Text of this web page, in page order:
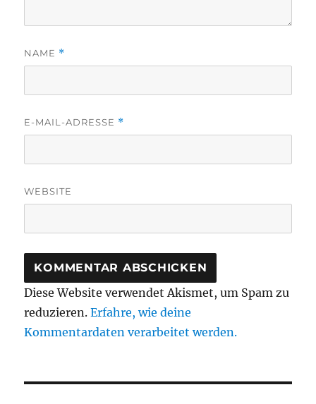
NAME *
E-MAIL-ADRESSE *
WEBSITE
Diese Website verwendet Akismet, um Spam zu
reduzieren.Erfahre, wie deine
Kommentardaten verarbeitet werden.